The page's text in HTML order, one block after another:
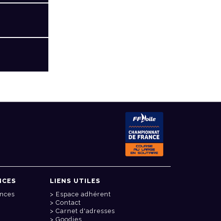
LIENS UTILES
Espace adhérent
Contact
Carnet d'adresses
Goodies